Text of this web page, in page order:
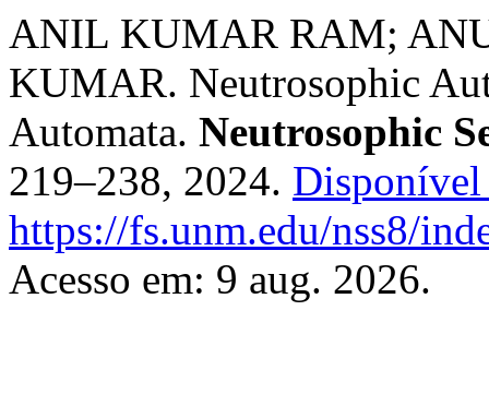
ANIL KUMAR RAM;
KUMAR. Neutrosophic
Automata. Neutrosophic
219–238, 2024. Disponível
https://fs.unm.edu/nss8/
Acesso em: 9 aug. 2026.